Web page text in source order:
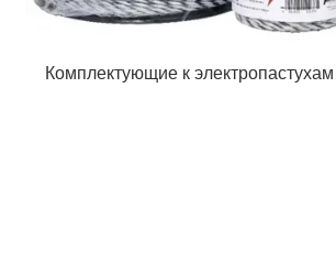
Комплектующие к электропастухам